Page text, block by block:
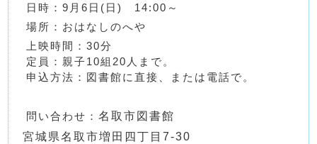
日時：9月6日(日) 14:00～
場所：おはなしのへや
上映時間：30分
定員：親子10組20人まで。
申込方法：図書館に直接、または電話で。
問い合わせ：名取市図書館
宮城県名取市増田四丁目7-30